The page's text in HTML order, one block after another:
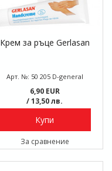
Крем за ръце Gerlasan
Арт. №: 50 205 D-general
6,90 EUR
/ 13,50 лв.
Купи
За сравнение